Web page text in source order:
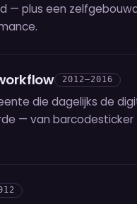
— plus een
2012–2016
die dagelijks de
— van